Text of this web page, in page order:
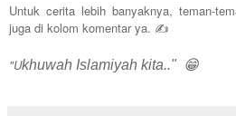
Untuk cerita lebih banyaknya, teman-
juga di kolom komentar ya. ✍
"Ukhuwah Islamiyah kita.." 😁